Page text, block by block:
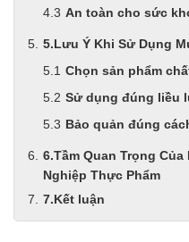
An toàn cho sức
5.Lưu Ý Khi Sử Dụng
Chọn sản phẩm
Sử dụng đúng liều
Bảo quản đúng
6.Tầm Quan Trọng
Nghiệp Thực Phẩm
7.Kết luận